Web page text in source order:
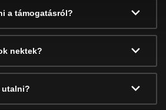
a támogatásról?
nektek?